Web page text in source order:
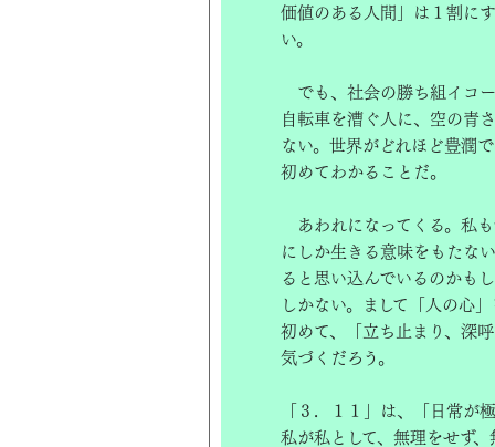
価値のある人間」は１割に
い。
でも、社会の勝ち組イコ
自転車を漕ぐ人に、空の青
ない。世界がどれほど豊潤
初めてわかることだ。
あわれになってくる。私
にしか生きる意味をもたな
ると思い込んでいるのかも
しかない。まして「人の心
初めて、「立ち止まり、深
気づくだろう。
「３．１１」は、「日常が
私が私として、無理をせず